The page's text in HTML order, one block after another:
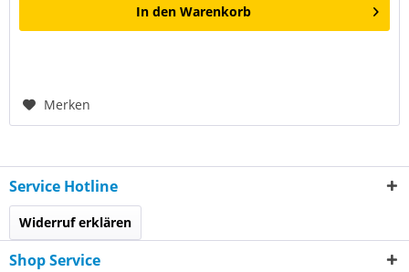
In den Warenkorb
Merken
Service Hotline
Widerruf erklären
Shop Service